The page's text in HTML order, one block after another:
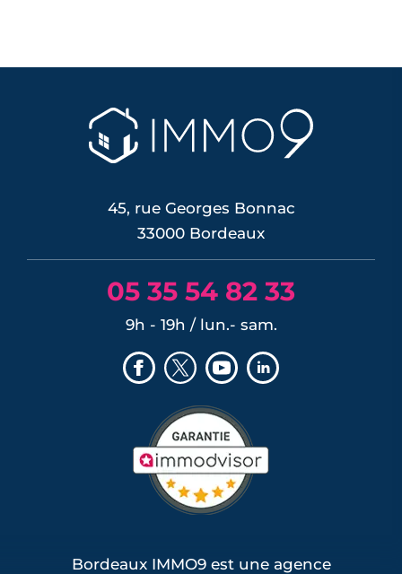
45, rue Georges Bonnac
33000 Bordeaux
05 35 54 82 33
9h - 19h / lun.- sam.
Bordeaux IMMO9 est une agence